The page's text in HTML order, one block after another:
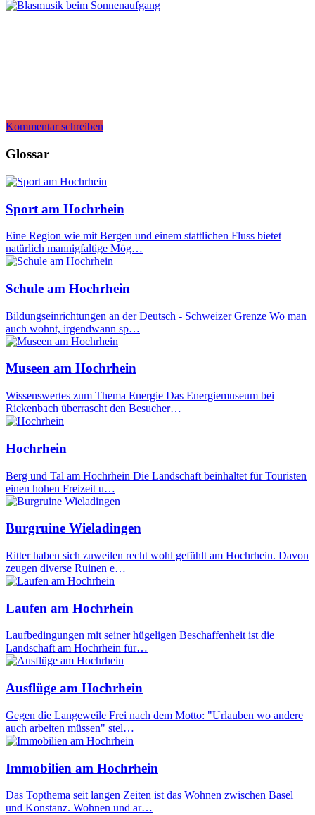
Kommentar schreiben
Glossar
Sport am Hochrhein
Eine Region wie mit Bergen und einem stattlichen Fluss bietet
natürlich mannigfaltige Mög…
Schule am Hochrhein
Bildungseinrichtungen an der Deutsch - Schweizer Grenze Wo man
auch wohnt, irgendwann sp…
Museen am Hochrhein
Wissenswertes zum Thema Energie Das Energiemuseum bei
Rickenbach überrascht den Besucher…
Hochrhein
Berg und Tal am Hochrhein Die Landschaft beinhaltet für Touristen
einen hohen Freizeit u…
Burgruine Wieladingen
Ritter haben sich zuweilen recht wohl gefühlt am Hochrhein. Davon
zeugen diverse Ruinen e…
Laufen am Hochrhein
Laufbedingungen mit seiner hügeligen Beschaffenheit ist die
Landschaft am Hochrhein für…
Ausflüge am Hochrhein
Gegen die Langeweile Frei nach dem Motto: "Urlauben wo andere
auch arbeiten müssen" stel…
Immobilien am Hochrhein
Das Topthema seit langen Zeiten ist das Wohnen zwischen Basel
und Konstanz. Wohnen und ar…